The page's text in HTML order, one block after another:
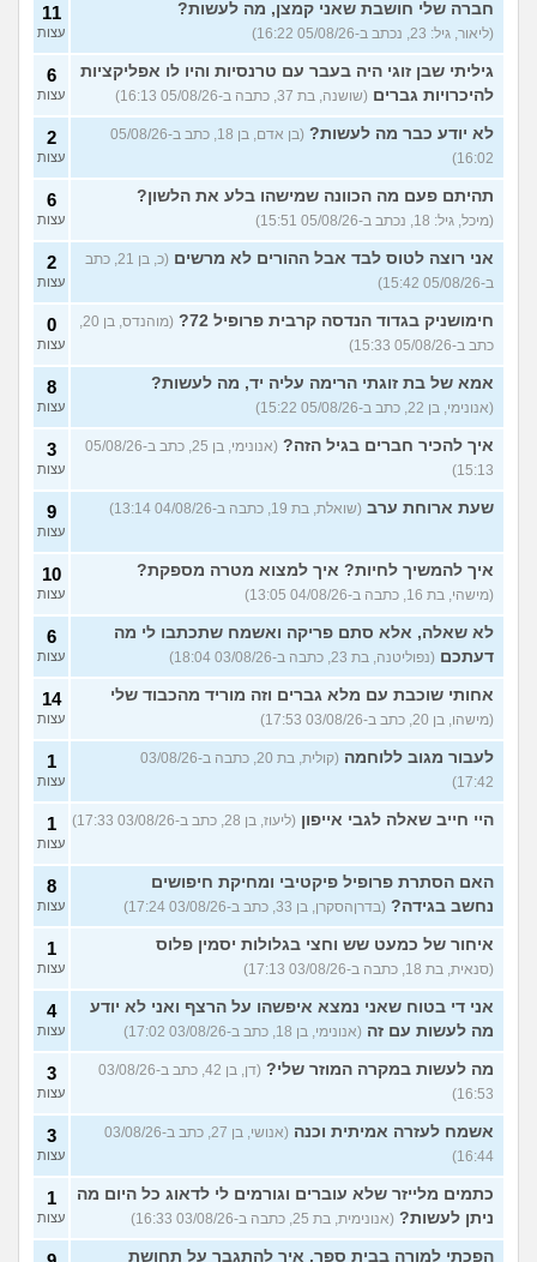
בחייהן
(ליהיא, בת 18) עצות
עדיף להיות פשוט לבד או
לנסות להפגש עם חברות?
(אנונימית, בת 17)
3
חברות שלי ישתנה כשידעו
שאני נמשכת גם לנשים
(אנונימית, בת 19)
5
עצות
בת עוד מעט 23, אני מרגישה
שנכשלתי לפעמים
(אנונמית,
7
עצות
למה בנות בממוצע הרבה יותר
נחמדות לבנות אחרות מאשר
לבנים?
(Itay Daniel Asael, בן
23)
12
עצות
איך יש אנשים שישנים עם
בגדים?
(נעם, בן 14)
האם להרשות לאחרים לקבוע
לי מה ללבוש?
(סיון, בת
9
ספרים בעברית בקובץ PDF
בחינם? (Rin, בת 19)
4
עצות
עוד שאלות חדשות במדור
חברה שלי חושבת שאני קמצן, מה לעשות?
(ליאור, גיל: 23, נכתב ב-05/08/26 16:22)
11
עצות
גיליתי שבן זוגי היה בעבר עם טרנסיות והיו לו אפליקציות
להיכרויות גברים (שושנה, בת 37, כתבה ב-05/08/26 16:13)
6
עצות
לא יודע כבר מה לעשות?
(בן אדם, בן 18, כתב ב-05/08/26
16:02)
2
עצות
תהיתם פעם מה הכוונה שמישהו בלע את הלשון?
(מיכל, גיל: 18, נכתב ב-05/08/26 15:51)
6
עצות
אני רוצה לטוס לבד אבל ההורים לא מרשים
(כ, בן 21, כתב
ב-05/08/26 15:42)
2
עצות
חימושניק בגדוד הנדסה קרבית פרופיל 72?
(מוהנדס, בן 20,
כתב ב-05/08/26 15:33)
0
עצות
אמא של בת זוגתי הרימה עליה יד, מה לעשות?
(אנונימי, בן 22, כתב ב-05/08/26 15:22)
8
עצות
איך להכיר חברים בגיל הזה?
(אנונימי, בן 25, כתב ב-05/08/26
15:13)
3
עצות
שעת ארוחת ערב (שואלת, בת 19, כתבה ב-04/08/26 13:14) 9
עצות
איך להמשיך לחיות? איך למצוא מטרה מספקת?
(מישהי, בת 16, כתבה ב-04/08/26 13:05)
10
עצות
לא שאלה, אלא סתם פריקה ואשמח שתכתבו לי מה
דעתכם (נפוליטנה, בת 23, כתבה ב-03/08/26 18:04)
6
עצות
אחותי שוכבת עם מלא גברים וזה מוריד מהכבוד שלי
(מישהו, בן 20, כתב ב-03/08/26 17:53)
14
עצות
לעבור מגוב ללוחמה
(קולית, בת 20, כתבה ב-03/08/26
17:42)
1
עצות
היי חייב שאלה לגבי אייפון (ליעוז, בן 28, כתב ב-03/08/26 17:33) 1
עצות
האם הסתרת פרופיל פיקטיבי ומחיקת חיפושים
נחשב בגידה? (בדרןהסקרן, בן 33, כתב ב-03/08/26 17:24)
8
עצות
איחור של כמעט שש וחצי בגלולות יסמין פלוס
(סנאית, בת 18, כתבה ב-03/08/26 17:13)
1
עצות
אני די בטוח שאני נמצא איפשהו על הרצף ואני לא יודע
מה לעשות עם זה (אנונימי, בן 18, כתב ב-03/08/26 17:02)
4
עצות
מה לעשות במקרה המוזר שלי?
(דן, בן 42, כתב ב-03/08/26
16:53)
3
עצות
אשמח לעזרה אמיתית וכנה
(אנושי, בן 27, כתב ב-03/08/26
16:44)
3
עצות
כתמים מלייזר שלא עוברים וגורמים לי לדאוג כל היום מה
ניתן לעשות? (אנונימית, בת 25, כתבה ב-03/08/26 16:33)
1
עצות
הפכתי למורה בבית ספר. איך להתגבר על תחושת